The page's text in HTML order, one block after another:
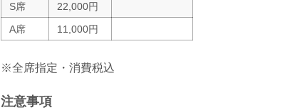
S席
22,000円
A席
11,000円
※全席指定・消費税込
注意事項